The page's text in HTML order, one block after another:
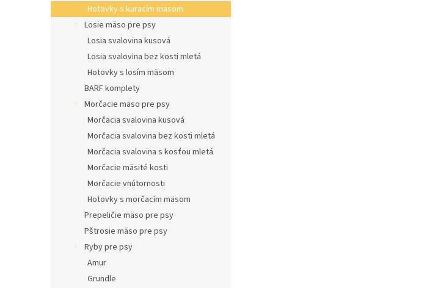
Hotovky s kuracím mäsom
Losie mäso pre psy
Losia svalovina kusová
Losia svalovina bez kosti mletá
Hotovky s losím mäsom
BARF komplety
Morčacie mäso pre psy
Morčacia svalovina kusová
Morčacia svalovina bez kosti mletá
Morčacia svalovina s kosťou mletá
Morčacie mäsité kosti
Morčacie vnútornosti
Hotovky s morčacím mäsom
Prepeličie mäso pre psy
Pštrosie mäso pre psy
Ryby pre psy
Amur
Grundle